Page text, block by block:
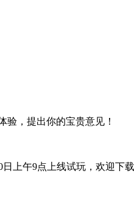
验，提出你的宝贵意见！
上午9点上线试玩，欢迎下